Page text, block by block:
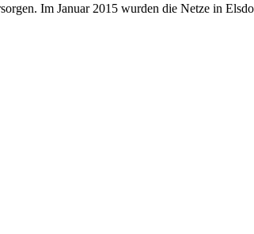
Im Januar 2015 wurden die Netze in